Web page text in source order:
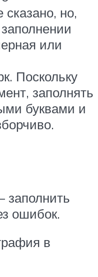
сказано, но,
или
Поскольку
заполнять
буквами и
заполнить
ошибок.
в